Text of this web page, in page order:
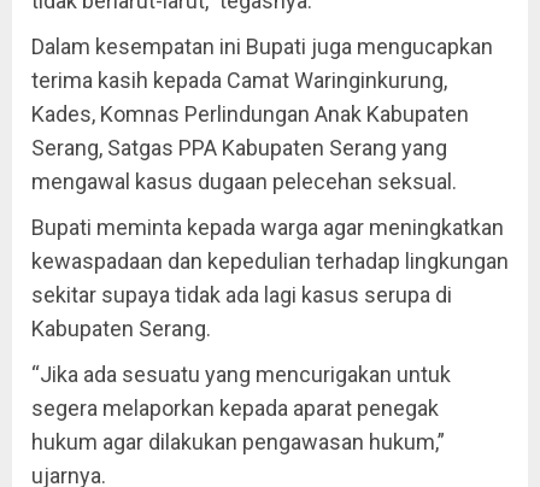
Dalam kesempatan ini Bupati juga mengucapkan
terima kasih kepada Camat Waringinkurung,
Kades, Komnas Perlindungan Anak Kabupaten
Serang, Satgas PPA Kabupaten Serang yang
mengawal kasus dugaan pelecehan seksual.
Bupati meminta kepada warga agar meningkatkan
kewaspadaan dan kepedulian terhadap lingkungan
sekitar supaya tidak ada lagi kasus serupa di
Kabupaten Serang.
“Jika ada sesuatu yang mencurigakan untuk
segera melaporkan kepada aparat penegak
hukum agar dilakukan pengawasan hukum,”
ujarnya.